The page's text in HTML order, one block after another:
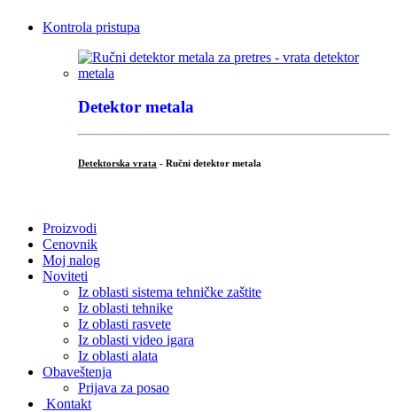
Kontrola pristupa
Detektor metala
Detektorska vrata - Ručni detektor metala
Proizvodi
Cenovnik
Moj nalog
Noviteti
Iz oblasti sistema tehničke zaštite
Iz oblasti tehnike
Iz oblasti rasvete
Iz oblasti video igara
Iz oblasti alata
Obaveštenja
Prijava za posao
Kontakt